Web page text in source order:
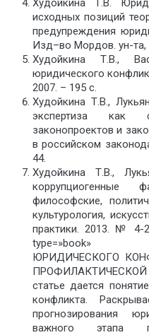
Худойкина Т.В.
исходных позиций
предупреждения
Изд–во Мордов. ун-та,
Худойкина Т.В.,
юридического
2007. – 195 с.
Худойкина Т.В.,
экспертиза как
законопроектов и
в российском
44.
Худойкина Т.В.,
коррупциогенные
философские,
культурология,
практики. 2013. № 4-
type=»book»
ЮРИДИЧЕСКОГО
статье дается
конфликта.
прогнозирования
важного этапа